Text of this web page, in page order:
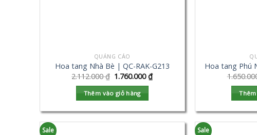
QUẢNG CÁO
Hoa tang Nhà Bè | QC-RAK-G213
2.112.000₫ 1.760.000₫
Thêm vào giỏ hàng
Hoa tang Phú
Sale Sale